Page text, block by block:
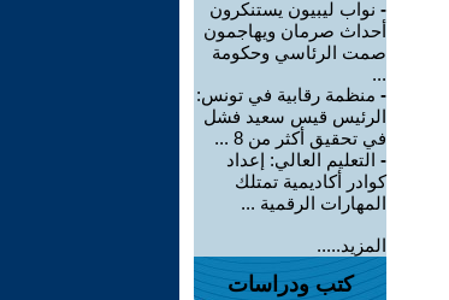
- نواب ليبيون يستنكرون
أحداث صرمان ويهاجمون
صمت الرئاسي وحكومة
...
- منظمة رقابية في تونس:
الرئيس قيس سعيد فشل
في تحقيق أكثر من 8 ...
- التعليم العالي: إعداد
كوادر أكاديمية تمتلك
المهارات الرقمية ...
المزيد.....
كتب ودراسات